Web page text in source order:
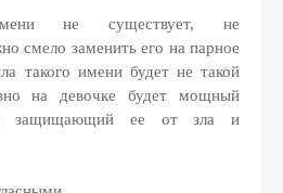
не существует, не
смело заменить его на парное
такого имени будет не такой
на девочке будет мощный
защищающий ее от зла и